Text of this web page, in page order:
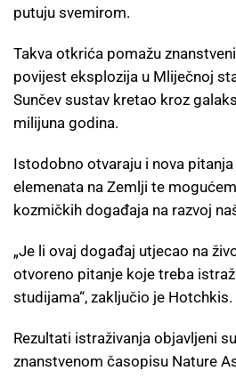
putuju svemirom.
Takva otkrića pomažu
povijest eksplozija u Mliječnoj
Sunčev sustav kretao kroz
milijuna godina.
Istodobno otvaraju i nova
elemenata na Zemlji te
kozmičkih događaja na razvoj
„Je li ovaj događaj utjecao na
otvoreno pitanje koje treba
studijama“, zaključio je Hotchkis.
Rezultati istraživanja objavljeni
znanstvenom časopisu Nature